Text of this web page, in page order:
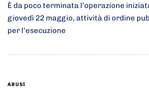
È da poco terminata l’operazione
giovedì 22 maggio, attività di ordine
per l’esecuzione
ABUSI